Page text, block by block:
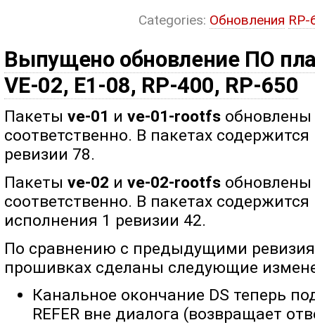
Categories: Обновления RP-
Выпущено обновление ПО
VE-02, E1-08, RP-400, RP-650
Пакетыve-01 иve-01-rootfs
соответственно. В пакетах
ревизии 78.
Пакетыve-02 иve-02-rootfs
соответственно. В пакетах
исполнения 1 ревизии 42.
По сравнению с предыдущими
прошивках сделаны следующие
Канальное окончание DS теперь
REFER вне диалога (возвращает